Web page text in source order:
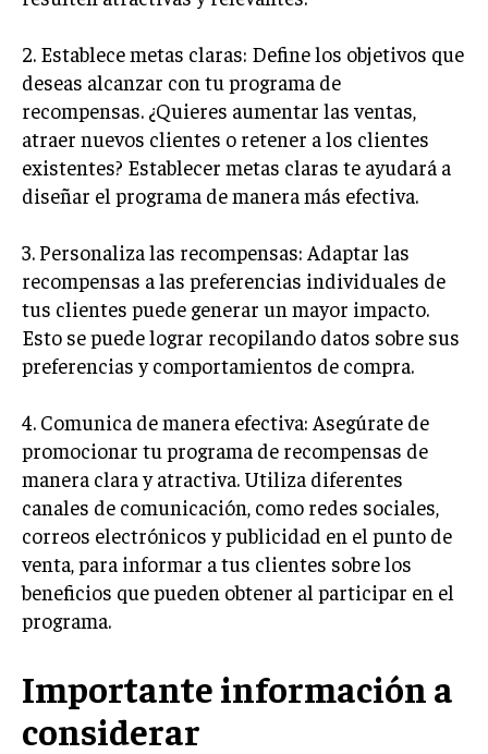
ÉTICA EMPRESARIAL Y RESPONSABILIDAD
BLOG
Acerca de Últimas entradas
Ricardo Serrano
Soy Ricardo Serrano, apasionado de la
comunicación persuasiva. Con más de 10 años de
experiencia, uso la palabra escrita para crear
estrategias de marketing exitosas. Amante de la
poesía y el ajedrez, siempre busco el enfoque creativo en cada
historia.
Aparece en periódicos digitales y domina los buscadores,
Infórmate aquí.
2. Establece metas claras: Define los objetivos que
deseas alcanzar con tu programa de
recompensas. ¿Quieres aumentar las ventas,
atraer nuevos clientes o retener a los clientes
existentes? Establecer metas claras te ayudará a
diseñar el programa de manera más efectiva.
3. Personaliza las recompensas: Adaptar las
recompensas a las preferencias individuales de
tus clientes puede generar un mayor impacto.
Esto se puede lograr recopilando datos sobre sus
preferencias y comportamientos de compra.
4. Comunica de manera efectiva: Asegúrate de
promocionar tu programa de recompensas de
manera clara y atractiva. Utiliza diferentes
canales de comunicación, como redes sociales,
correos electrónicos y publicidad en el punto de
venta, para informar a tus clientes sobre los
beneficios que pueden obtener al participar en el
programa.
Importante información a
considerar